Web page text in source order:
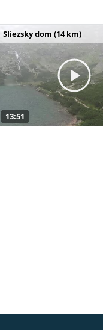
Sliezsky dom (14 km)
13:51